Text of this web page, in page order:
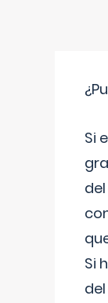
Si
Si